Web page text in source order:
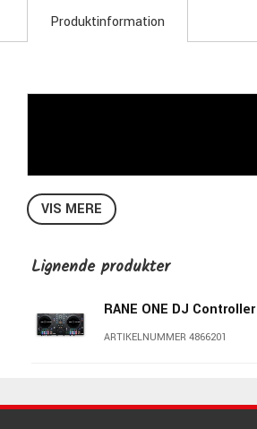
Produktinformation
VIS MERE
Lignende produkter
RANE ONE DJ Controller
ARTIKELNUMMER 4866201